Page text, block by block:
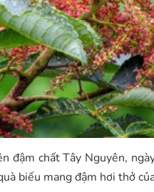
đậm chất Tây Nguyên,
biếu mang đậm hơi thở